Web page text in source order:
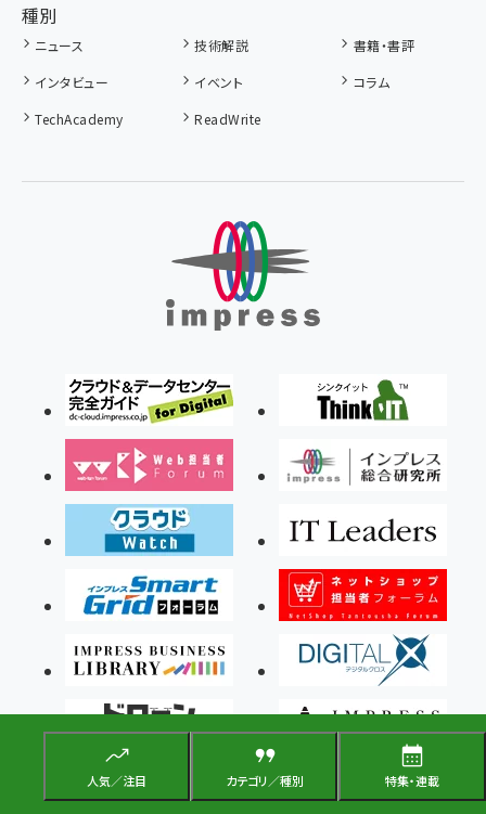
人気／注目 カテゴリ／種別 特集・連載
種別
ニュース 技術解説
書籍・書評
インタビュー
イベント
コラム
TechAcademy
ReadWrite